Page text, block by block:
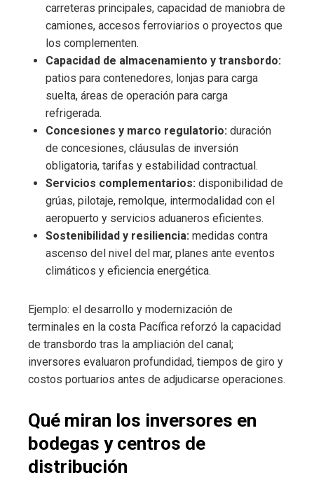
carreteras principales, capacidad de maniobra de
camiones, accesos ferroviarios o proyectos que
los complementen.
Capacidad de almacenamiento y transbordo:
patios para contenedores, lonjas para carga
suelta, áreas de operación para carga
refrigerada.
Concesiones y marco regulatorio: duración
de concesiones, cláusulas de inversión
obligatoria, tarifas y estabilidad contractual.
Servicios complementarios: disponibilidad de
grúas, pilotaje, remolque, intermodalidad con el
aeropuerto y servicios aduaneros eficientes.
Sostenibilidad y resiliencia: medidas contra
ascenso del nivel del mar, planes ante eventos
climáticos y eficiencia energética.
Ejemplo: el desarrollo y modernización de
terminales en la costa Pacífica reforzó la capacidad
de transbordo tras la ampliación del canal;
inversores evaluaron profundidad, tiempos de giro y
costos portuarios antes de adjudicarse operaciones.
Qué miran los inversores en
bodegas y centros de
distribución